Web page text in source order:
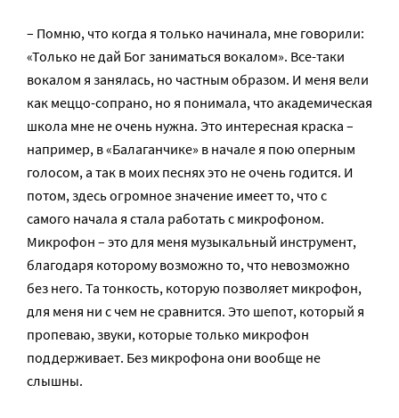
– Помню, что когда я только начинала, мне говорили:
«Только не дай Бог заниматься вокалом». Все-таки
вокалом я занялась, но частным образом. И меня вели
как меццо-сопрано, но я понимала, что академическая
школа мне не очень нужна. Это интересная краска –
например, в «Балаганчике» в начале я пою оперным
голосом, а так в моих песнях это не очень годится. И
потом, здесь огромное значение имеет то, что с
самого начала я стала работать с микрофоном.
Микрофон – это для меня музыкальный инструмент,
благодаря которому возможно то, что невозможно
без него. Та тонкость, которую позволяет микрофон,
для меня ни с чем не сравнится. Это шепот, который я
пропеваю, звуки, которые только микрофон
поддерживает. Без микрофона они вообще не
слышны.